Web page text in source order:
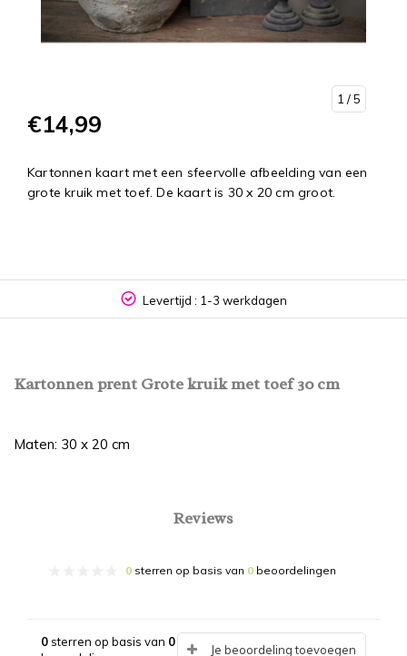
1 / 5
€14,99
Kartonnen kaart met een sfeervolle afbeelding van een
grote kruik met toef. De kaart is 30 x 20 cm groot.
Levertijd : 1-3 werkdagen
Kartonnen prent Grote kruik met toef 30 cm
Maten: 30 x 20 cm
Reviews
0 sterren op basis van 0 beoordelingen
0sterren op basis van 0
Je beoordeling toevoegen